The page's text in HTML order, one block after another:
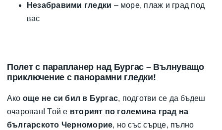
Незабравими гледки – море, плаж и град под
вас
Полет с парапланер над Бургас – Вълнуващо
приключение с панорамни гледки!
Ако още не си бил в Бургас, подготви се да бъдеш
очарован! Той е вторият по големина град на
българското Черноморие, но със сърце, пълно